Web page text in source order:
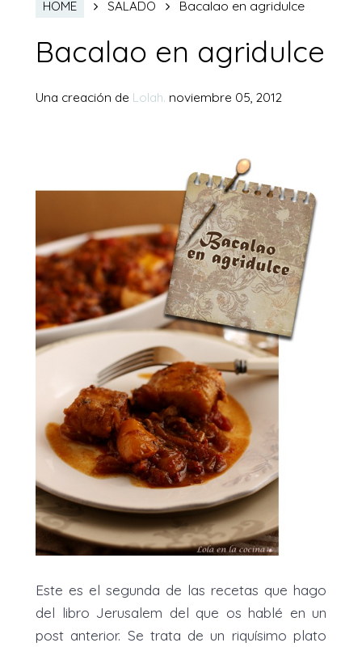
HOME SALADO Bacalao en agridulce
Bacalao en agridulce
Una creación de Lolah. noviembre 05, 2012
Este es el segunda de las recetas que hago
del libro Jerusalem del que os hablé en un
post anterior. Se trata de un riquísimo plato